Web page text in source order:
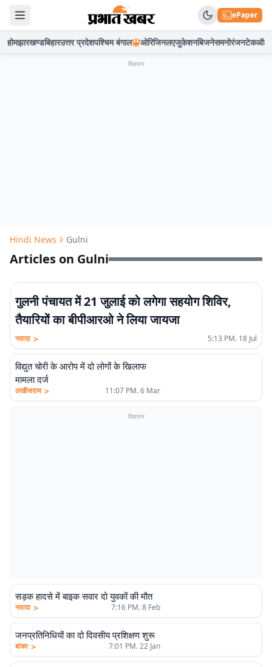
ePaper
होमझारखण्डबिहारउत्तर प्रदेशपश्चिम बंगाल ओरिजिनलएजुकेशनबिजनेसमनोरंजनटेकऑटो
विज्ञापन
Hindi News Gulni
Articles on Gulni
गुलनी पंचायत में 21 जुलाई को लगेगा सहयोग शिविर,
तैयारियों का बीपीआरओ ने लिया जायजा
नवादा > 5:13 PM. 18 Jul
विद्युत चोरी के आरोप में दो लोगों के खिलाफ
मामला दर्ज
लखीसराय > 11:07 PM. 6 Mar
विज्ञापन
सड़क हादसे में बाइक सवार दो युवकों की मौत
नवादा > 7:16 PM. 8 Feb
जनप्रतिनिधियों का दो दिवसीय प्रशिक्षण शुरू
बांका > 7:01 PM. 22 Jan